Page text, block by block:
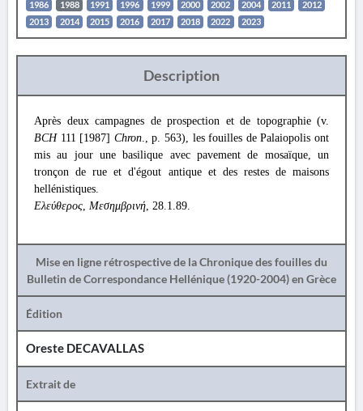
1986 1988 1991 1996 1999 2000 2002 2004 2011
2012
2013
2014 2015 2016 2017 2018 2022 2023
Description
Après deux campagnes de prospection et de topographie (v.
BCH 111 [1987] Chron., p. 563), les fouilles de Palaiopolis ont
mis au jour une basilique avec pavement de mosaïque, un
tronçon de rue et d'égout antique et des restes de maisons
hellénistiques.
Ελεύθερος, Μεσημβρινή, 28.1.89.
Mise en ligne rétrospective de la Chronique des fouilles du
Bulletin de Correspondance Hellénique (1920-2004) en Grèce
Édition
Oreste DECAVALLAS
Extrait de